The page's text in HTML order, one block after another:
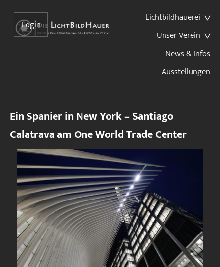
Lichtbildhauerei
Unser Verein
News & Infos
Ausstellungen
Login
Ein Spanier in New York – Santiago
Calatrava am One World Trade Center